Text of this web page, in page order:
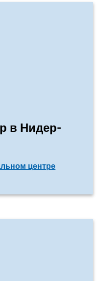
в Нидер-
центре